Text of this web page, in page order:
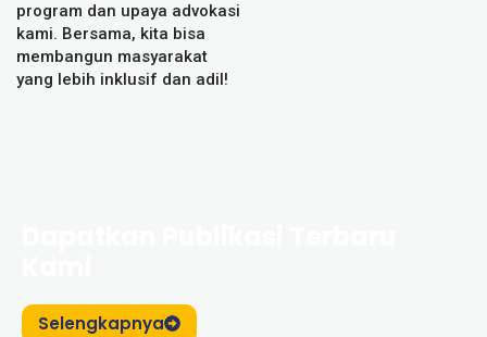
program dan upaya advokasi
kami. Bersama, kita bisa
membangun masyarakat
yang lebih inklusif dan adil!
Selengkapnya